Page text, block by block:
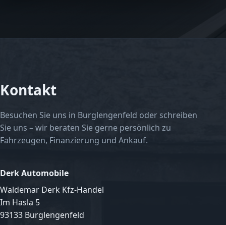
Kontakt
Besuchen Sie uns in Burglengenfeld oder schreiben
Sie uns – wir beraten Sie gerne persönlich zu
Fahrzeugen, Finanzierung und Ankauf.
Derk Automobile
Waldemar Derk Kfz-Handel
Im Hasla 5
93133 Burglengenfeld